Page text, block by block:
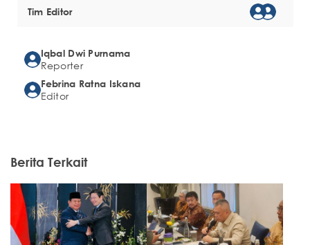
Tim Editor
Iqbal Dwi Purnama
Reporter
Febrina Ratna Iskana
Editor
Berita Terkait